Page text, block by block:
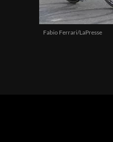
Fabio Ferrari/LaPresse